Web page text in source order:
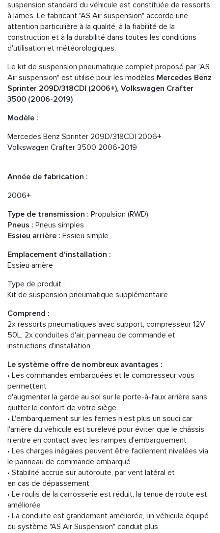
suspension standard du véhicule est constituée de ressorts
à lames. Le fabricant "AS Air suspension" accorde une
attention particulière à la qualité, à la fiabilité de la
construction et à la durabilité dans toutes les conditions
d'utilisation et météorologiques.
Le kit de suspension pneumatique complet proposé par "AS
Air suspension" est utilisé pour les modèles Mercedes Benz
Sprinter 209D/318CDI (2006+), Volkswagen Crafter
3500 (2006-2019)
Modèle :
Mercedes Benz Sprinter 209D/318CDI 2006+
Volkswagen Crafter 3500 2006-2019
Année de fabrication :
2006+
Type de transmission : Propulsion (RWD)
Pneus : Pneus simples
Essieu arrière : Essieu simple
Emplacement d'installation :
Essieu arrière
Type de produit :
Kit de suspension pneumatique supplémentaire
Comprend :
2x ressorts pneumatiques avec support, compresseur 12V
50L, 2x conduites d'air, panneau de commande et
instructions d'installation.
Le système offre de nombreux avantages :
• Les commandes embarquées et le compresseur vous
permettent
d'augmenter la garde au sol sur le porte-à-faux arrière sans
quitter le confort de votre siège
• L'embarquement sur les ferries n'est plus un souci car
l'arrière du véhicule est surélevé pour éviter que le châssis
n'entre en contact avec les rampes d'embarquement
• Les charges inégales peuvent être facilement nivelées via
le panneau de commande embarqué
• Stabilité accrue sur autoroute, par vent latéral et
en cas de dépassement
• Le roulis de la carrosserie est réduit, la tenue de route est
améliorée
• La conduite est grandement améliorée, un véhicule équipé
du système "AS Air Suspension" conduit plus